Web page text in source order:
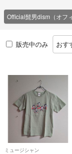
Official髭男dism（オフ
販売中のみ おす
ミュージシャン